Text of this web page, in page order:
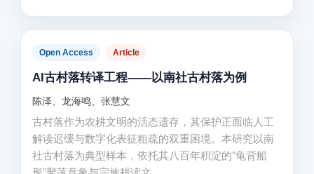
Open Access Article
AI古村落转译工程——以南社古村落为例
陈泽、龙海鸣、张慧文
古村落作为农耕文明的活态遗存，其保护正面临人工
解读迟缓与数字化表征粗疏的双重困境。本研究以南
社古村落为典型样本，依托其八百年积淀的"龟背船